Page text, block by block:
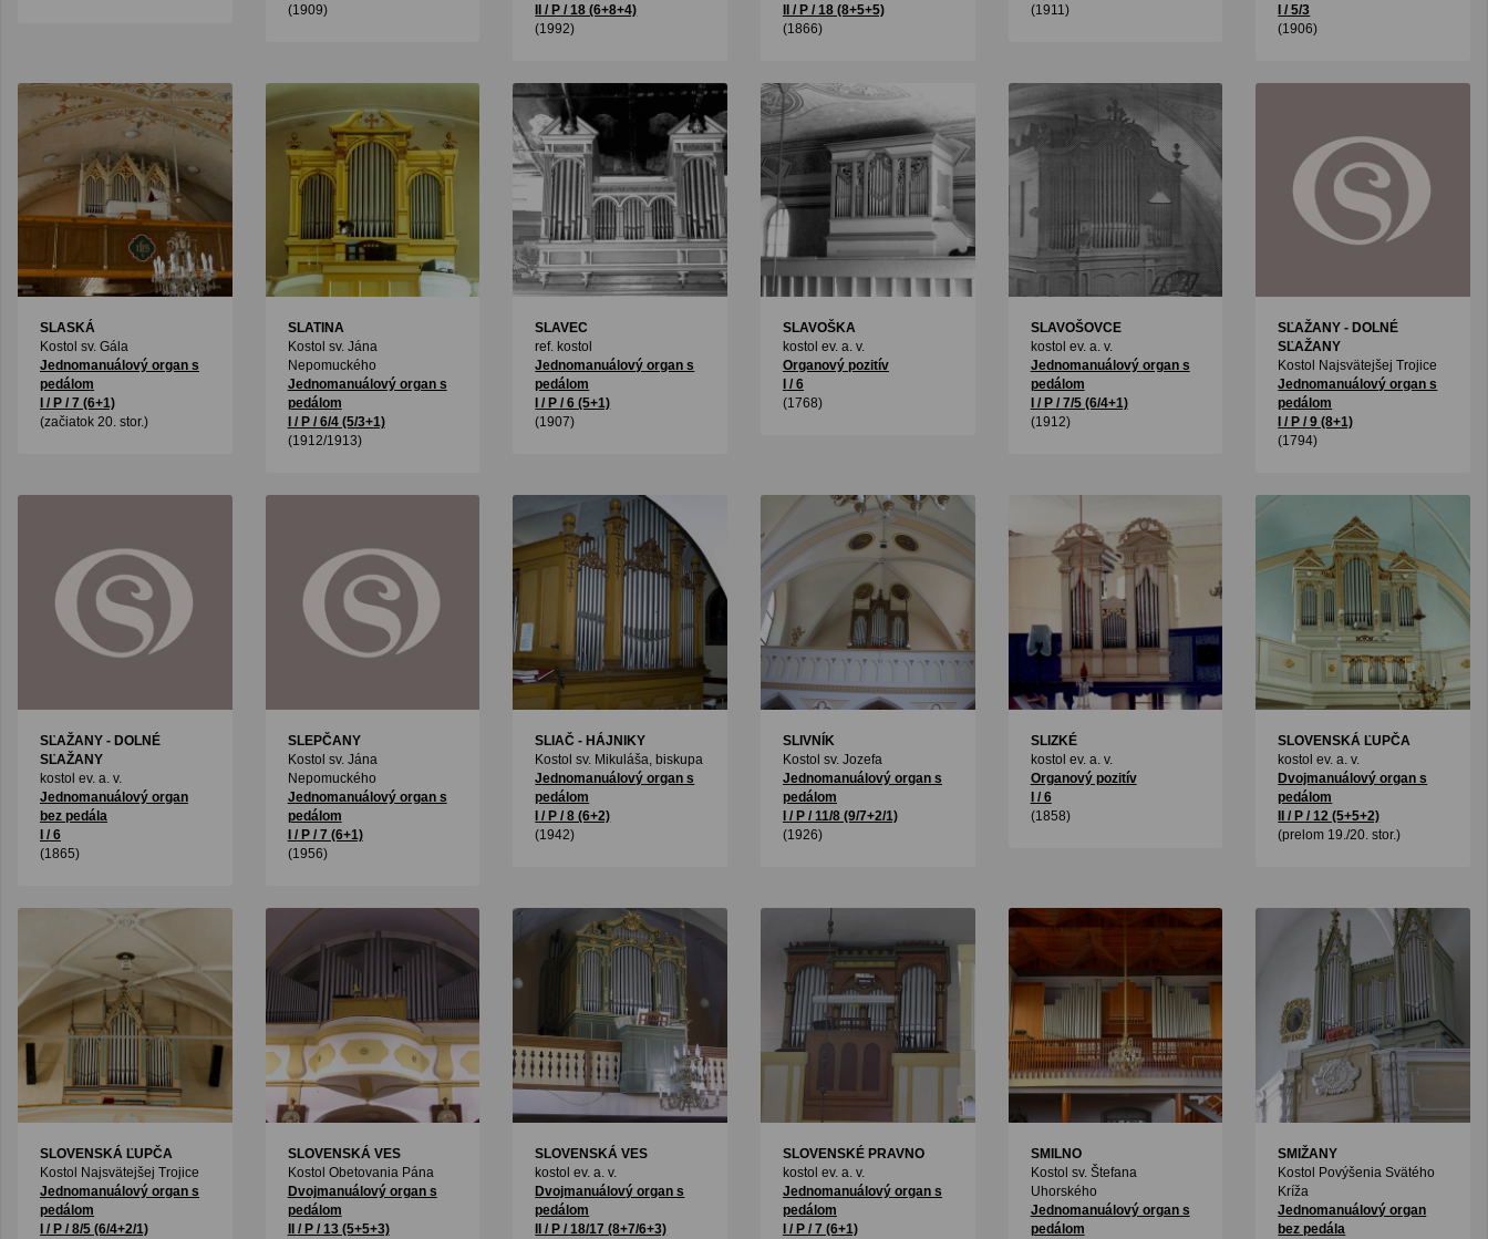
(1909)
II / P / 18 (6+8+4)
(1992)
II / P / 18 (8+5+5)
(1866)
(1911)
I / 5/3
(1906)
SLASKÁ
Kostol sv. Gála
Jednomanuálový organ s
pedálom
I / P / 7 (6+1)
(začiatok 20. stor.)
SLATINA
Kostol sv. Jána
Nepomuckého
Jednomanuálový organ s
pedálom
I / P / 6/4 (5/3+1)
(1912/1913)
SLAVEC
ref. kostol
Jednomanuálový organ s
pedálom
I / P / 6 (5+1)
(1907)
SLAVOŠKA
kostol ev. a. v.
Organový pozitív
I / 6
(1768)
SLAVOŠOVCE
kostol ev. a. v.
Jednomanuálový organ s
pedálom
I / P / 7/5 (6/4+1)
(1912)
SĽAŽANY - DOLNÉ
SĽAŽANY
Kostol Najsvätejšej Trojice
Jednomanuálový organ s
pedálom
I / P / 9 (8+1)
(1794)
SĽAŽANY - DOLNÉ
SĽAŽANY
kostol ev. a. v.
Jednomanuálový organ
bez pedála
I / 6
(1865)
SLEPČANY
Kostol sv. Jána
Nepomuckého
Jednomanuálový organ s
pedálom
I / P / 7 (6+1)
(1956)
SLIAČ - HÁJNIKY
Kostol sv. Mikuláša, biskupa
Jednomanuálový organ s
pedálom
I / P / 8 (6+2)
(1942)
SLIVNÍK
Kostol sv. Jozefa
Jednomanuálový organ s
pedálom
I / P / 11/8 (9/7+2/1)
(1926)
SLIZKÉ
kostol ev. a. v.
Organový pozitív
I / 6
(1858)
SLOVENSKÁ ĽUPČA
kostol ev. a. v.
Dvojmanuálový organ s
pedálom
II / P / 12 (5+5+2)
(prelom 19./20. stor.)
SLOVENSKÁ ĽUPČA
Kostol Najsvätejšej Trojice
Jednomanuálový organ s
pedálom
I / P / 8/5 (6/4+2/1)
SLOVENSKÁ VES
Kostol Obetovania Pána
Dvojmanuálový organ s
pedálom
II / P / 13 (5+5+3)
SLOVENSKÁ VES
kostol ev. a. v.
Dvojmanuálový organ s
pedálom
II / P / 18/17 (8+7/6+3)
SLOVENSKÉ PRAVNO
kostol ev. a. v.
Jednomanuálový organ s
pedálom
I / P / 7 (6+1)
SMILNO
Kostol sv. Štefana
Uhorského
Jednomanuálový organ s
pedálom
SMIŽANY
Kostol Povýšenia Svätého
Kríža
Jednomanuálový organ
bez pedála